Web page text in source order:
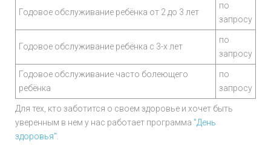
Годовое обслуживание ребёнка от 2 до 3 лет
по
запросу
Годовое обслуживание ребёнка с 3-х лет
по
запросу
Годовое обслуживание часто болеющего
ребёнка
по
запросу
Для тех, кто заботится о своем здоровье и хочет быть
уверенным в нем у нас работает программа "День
здоровья".